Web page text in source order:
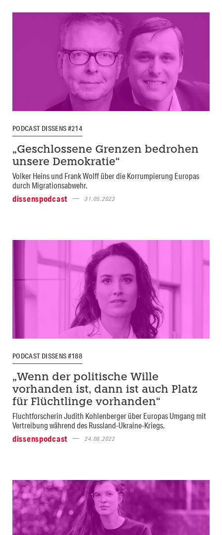
PODCAST DISSENS #214
„Geschlossene Grenzen bedrohen
unsere Demokratie“
Volker Heins und Frank Wolff über die Korrumpierung Europas
durch Migrationsabwehr.
dissenspodcast
31.05.2023
PODCAST DISSENS #188
„Wenn der politische Wille
vorhanden ist, dann ist auch Platz
für Flüchtlinge vorhanden“
Fluchtforscherin Judith Kohlenberger über Europas Umgang mit
Vertreibung während des Russland-Ukraine-Kriegs.
dissenspodcast
24.08.2022